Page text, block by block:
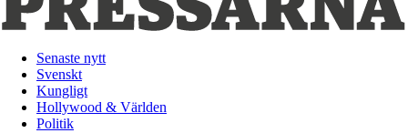
Senaste nytt
Svenskt
Kungligt
Hollywood & Världen
Politik